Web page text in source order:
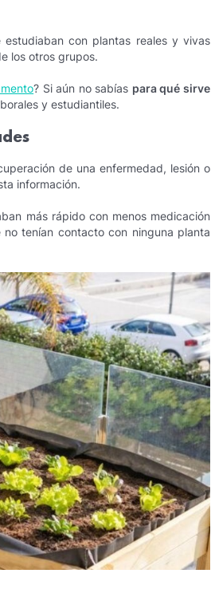
con plantas reales y vivas
los otros grupos.
? Si aún no sabías para qué sirve
y estudiantiles.
de una enfermedad, lesión o
información.
más rápido con menos medicación
tenían contacto con ninguna planta